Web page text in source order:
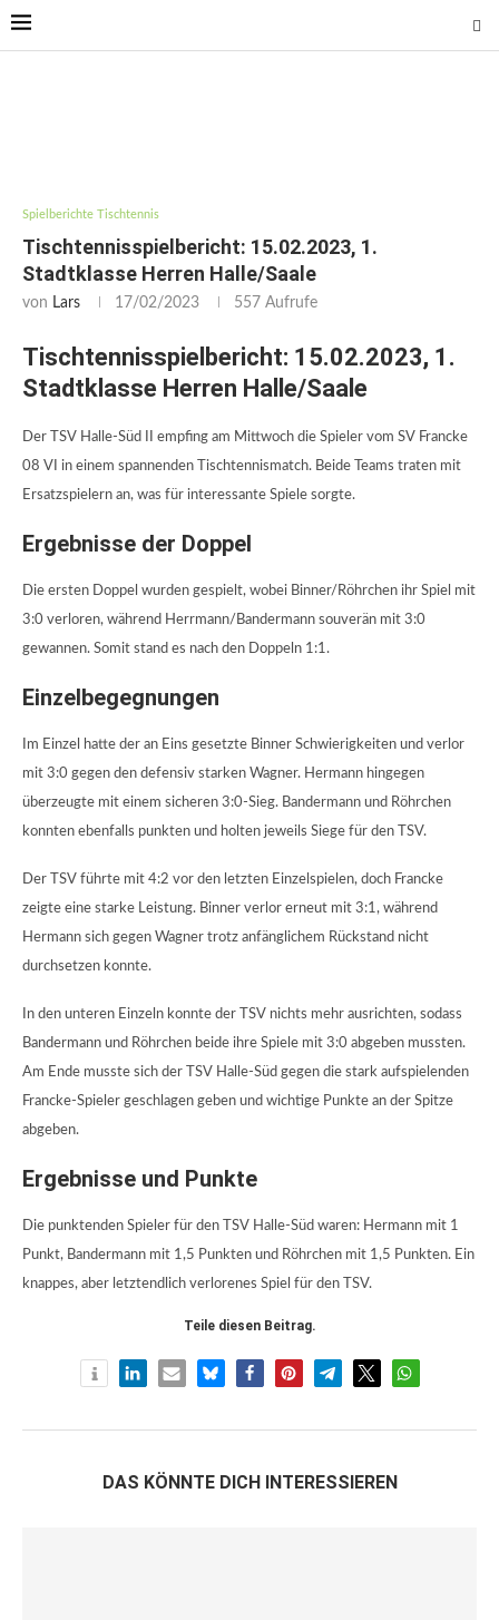
Spielberichte Tischtennis
Tischtennisspielbericht: 15.02.2023, 1.
Stadtklasse Herren Halle/Saale
von Lars 17/02/2023 557 Aufrufe
Tischtennisspielbericht: 15.02.2023, 1.
Stadtklasse Herren Halle/Saale
Der TSV Halle-Süd II empfing am Mittwoch die Spieler vom SV Francke
08 VI in einem spannenden Tischtennismatch. Beide Teams traten mit
Ersatzspielern an, was für interessante Spiele sorgte.
Ergebnisse der Doppel
Die ersten Doppel wurden gespielt, wobei Binner/Röhrchen ihr Spiel mit
3:0 verloren, während Herrmann/Bandermann souverän mit 3:0
gewannen. Somit stand es nach den Doppeln 1:1.
Einzelbegegnungen
Im Einzel hatte der an Eins gesetzte Binner Schwierigkeiten und verlor
mit 3:0 gegen den defensiv starken Wagner. Hermann hingegen
überzeugte mit einem sicheren 3:0-Sieg. Bandermann und Röhrchen
konnten ebenfalls punkten und holten jeweils Siege für den TSV.
Der TSV führte mit 4:2 vor den letzten Einzelspielen, doch Francke
zeigte eine starke Leistung. Binner verlor erneut mit 3:1, während
Hermann sich gegen Wagner trotz anfänglichem Rückstand nicht
durchsetzen konnte.
In den unteren Einzeln konnte der TSV nichts mehr ausrichten, sodass
Bandermann und Röhrchen beide ihre Spiele mit 3:0 abgeben mussten.
Am Ende musste sich der TSV Halle-Süd gegen die stark aufspielenden
Francke-Spieler geschlagen geben und wichtige Punkte an der Spitze
abgeben.
Ergebnisse und Punkte
Die punktenden Spieler für den TSV Halle-Süd waren: Hermann mit 1
Punkt, Bandermann mit 1,5 Punkten und Röhrchen mit 1,5 Punkten. Ein
knappes, aber letztendlich verlorenes Spiel für den TSV.
Teile diesen Beitrag.
DAS KÖNNTE DICH INTERESSIEREN